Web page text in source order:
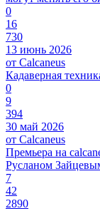
0
16
730
13 июнь 2026
от Calcaneus
Кадаверная
0
9
394
30 май 2026
от Calcaneus
Премьера на
Русланом
7
42
2890